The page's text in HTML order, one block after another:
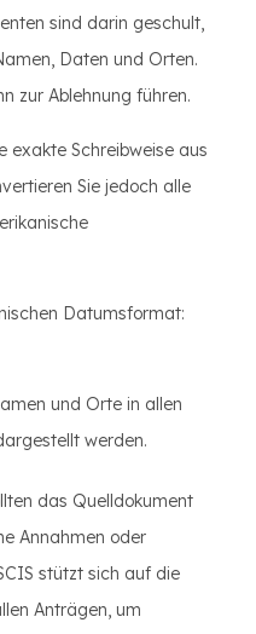
sind darin geschult,
Daten und Orten.
zur Ablehnung führen.
exakte Schreibweise aus
Sie jedoch alle
Datumsformat:
und Orte in allen
werden.
das Quelldokument
Annahmen oder
stützt sich auf die
Anträgen, um